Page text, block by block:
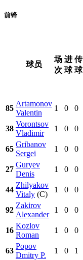
前锋
球员
场
次
进
球
传
球
85
Artamonov
Valentin
1 0 0
38
Vorontsov
Vladimir
1 0 0
65
Gribanov
Sergei
1 0 0
27
Guryev
Denis
1 0 0
44
Zhilyakov
Vitaly (C)
1 0 0
92
Zakirov
Alexander
1 0 0
16
Kozlov
Roman
1 0 0
63
Popov
Dmitry P.
1 0 1